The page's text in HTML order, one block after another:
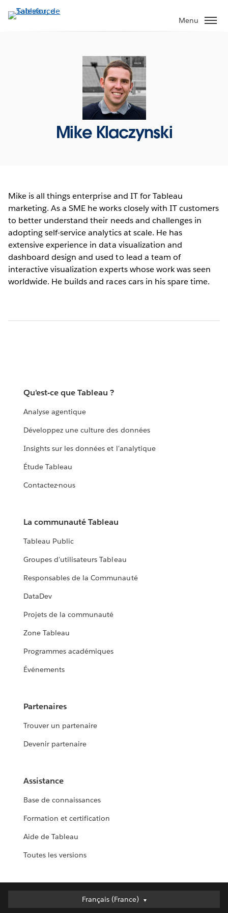
Aller
au
Menu
Mike Klaczynski
Mike is all things enterprise and IT for Tableau
marketing. As a SME he works closely with IT customers
to better understand their needs and challenges in
adopting self-service analytics at scale. He has
extensive experience in data visualization and
dashboard design and used to lead a team of
interactive visualization experts whose work was seen
worldwide. He builds and races cars in his spare time.
Qu'est-ce que Tableau ?
Analyse agentique
Développez une culture des données
Insights sur les données et l'analytique
Étude Tableau
Contactez-nous
La communauté Tableau
Tableau Public
Groupes d'utilisateurs Tableau
Responsables de la Communauté
DataDev
Projets de la communauté
Zone Tableau
Programmes académiques
Événements
Partenaires
Trouver un partenaire
Devenir partenaire
Assistance
Base de connaissances
Formation et certification
Aide de Tableau
Toutes les versions
Français (France)
Français (France)